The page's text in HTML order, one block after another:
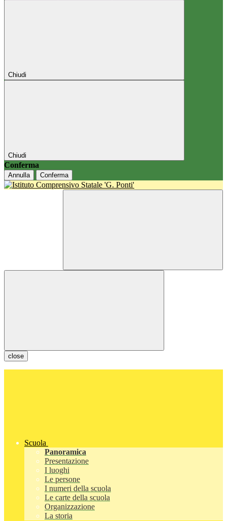
Chiudi
Chiudi
Conferma
Annulla Conferma
close
Scuola
Panoramica
Presentazione
I luoghi
Le persone
I numeri della scuola
Le carte della scuola
Organizzazione
La storia